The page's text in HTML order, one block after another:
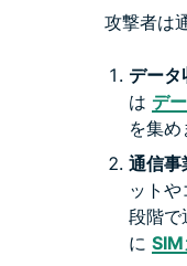
攻撃者は
データ
は デ
を集め
通信事
ット
段階で
に